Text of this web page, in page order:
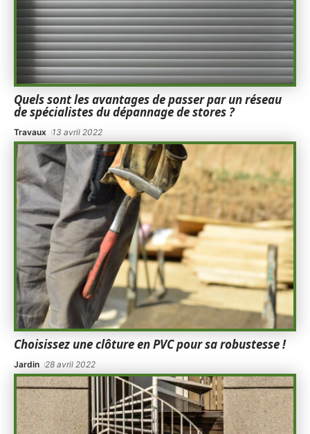
Quels sont les avantages de passer par un réseau
de spécialistes du dépannage de stores ?
Travaux 13 avril 2022
Choisissez une clôture en PVC pour sa robustesse !
Jardin 28 avril 2022